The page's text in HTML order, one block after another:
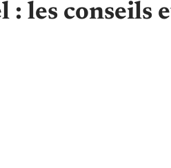
les conseils